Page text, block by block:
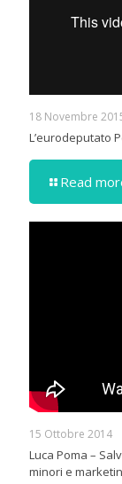
18 Novembre
L’eurodeputato
Read
15 Ottobre 2014
Luca Poma –
minori e